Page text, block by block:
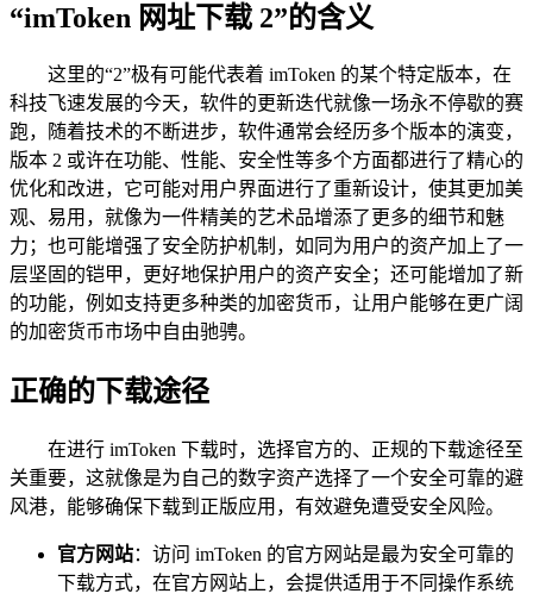
“imToken 网址下载 2”的含义
这里的“2”极有可能代表着 imToken 的某个特定版本，在
科技飞速发展的今天，软件的更新迭代就像一场永不停歇的赛
跑，随着技术的不断进步，软件通常会经历多个版本的演变，
版本 2 或许在功能、性能、安全性等多个方面都进行了精心的
优化和改进，它可能对用户界面进行了重新设计，使其更加美
观、易用，就像为一件精美的艺术品增添了更多的细节和魅
力；也可能增强了安全防护机制，如同为用户的资产加上了一
层坚固的铠甲，更好地保护用户的资产安全；还可能增加了新
的功能，例如支持更多种类的加密货币，让用户能够在更广阔
的加密货币市场中自由驰骋。
正确的下载途径
在进行 imToken 下载时，选择官方的、正规的下载途径至
关重要，这就像是为自己的数字资产选择了一个安全可靠的避
风港，能够确保下载到正版应用，有效避免遭受安全风险。
官方网站：访问 imToken 的官方网站是最为安全可靠的
下载方式，在官方网站上，会提供适用于不同操作系统